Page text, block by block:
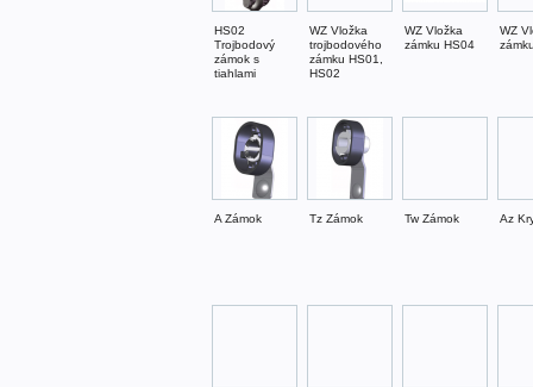
HS02
Trojbodový
zámok s
tiahlami
WZ Vložka
trojbodového
zámku HS01,
HS02
WZ Vložka
zámku HS04
WZ
A Zámok Tz Zámok Tw Zámok Az